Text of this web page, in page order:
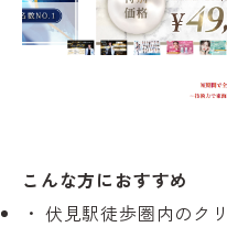
こんな方におすすめ
伏見駅徒歩圏内のク